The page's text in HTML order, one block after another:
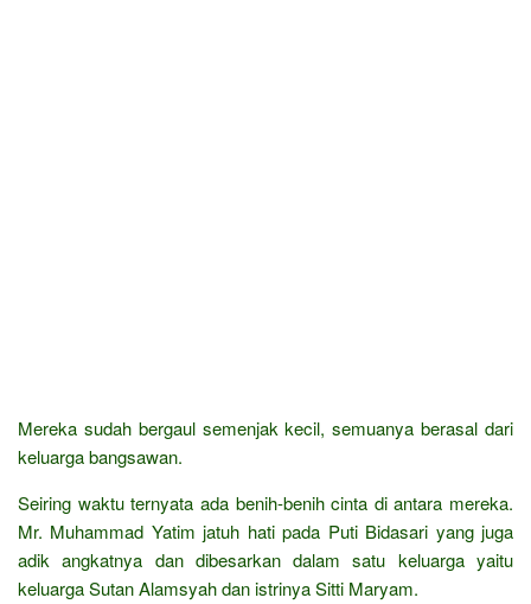
Mereka sudah bergaul semenjak kecil, semuanya berasal dari
keluarga bangsawan.
Seiring waktu ternyata ada benih-benih cinta di antara mereka.
Mr. Muhammad Yatim jatuh hati pada Puti Bidasari yang juga
adik angkatnya dan dibesarkan dalam satu keluarga yaitu
keluarga Sutan Alamsyah dan istrinya Sitti Maryam.